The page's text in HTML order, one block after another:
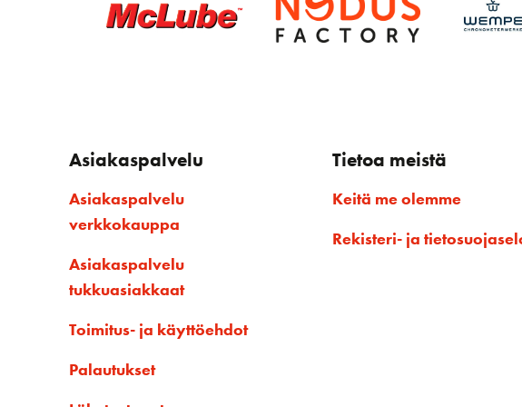
Asiakaspalvelu
Asiakaspalvelu
verkkokauppa
Asiakaspalvelu
tukkuasiakkaat
Toimitus- ja käyttöehdot
Palautukset
Tietoa meistä
Keitä me olemme
Rekisteri- ja